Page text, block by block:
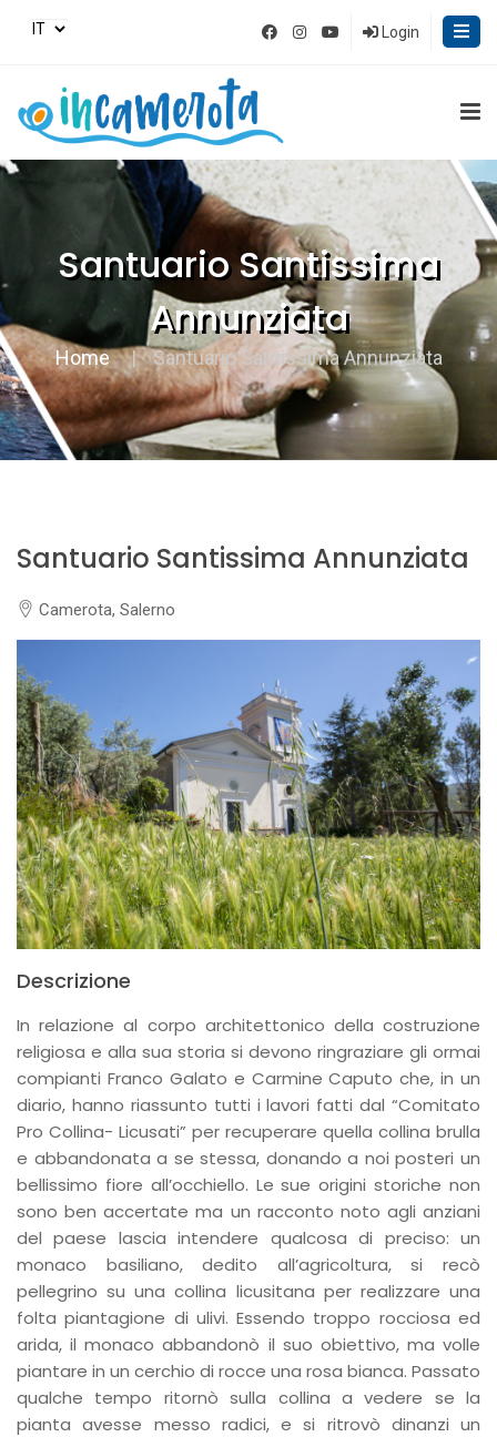
Login
Santuario Santissima
Annunziata
Home Santuario Santissima Annunziata
Santuario Santissima Annunziata
Camerota, Salerno
Descrizione
In relazione al corpo architettonico della costruzione
religiosa e alla sua storia si devono ringraziare gli ormai
compianti Franco Galato e Carmine Caputo che, in un
diario, hanno riassunto tutti i lavori fatti dal “Comitato
Pro Collina- Licusati” per recuperare quella collina brulla
e abbandonata a se stessa, donando a noi posteri un
bellissimo fiore all’occhiello. Le sue origini storiche non
sono ben accertate ma un racconto noto agli anziani
del paese lascia intendere qualcosa di preciso: un
monaco basiliano, dedito all’agricoltura, si recò
pellegrino su una collina licusitana per realizzare una
folta piantagione di ulivi. Essendo troppo rocciosa ed
arida, il monaco abbandonò il suo obiettivo, ma volle
piantare in un cerchio di rocce una rosa bianca. Passato
qualche tempo ritornò sulla collina a vedere se la
pianta avesse messo radici, e si ritrovò dinanzi un